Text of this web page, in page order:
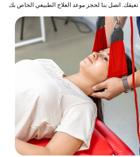
تعيقك. اتصل بنا لحجز موعد العلاج الطبيعي الخاص بك